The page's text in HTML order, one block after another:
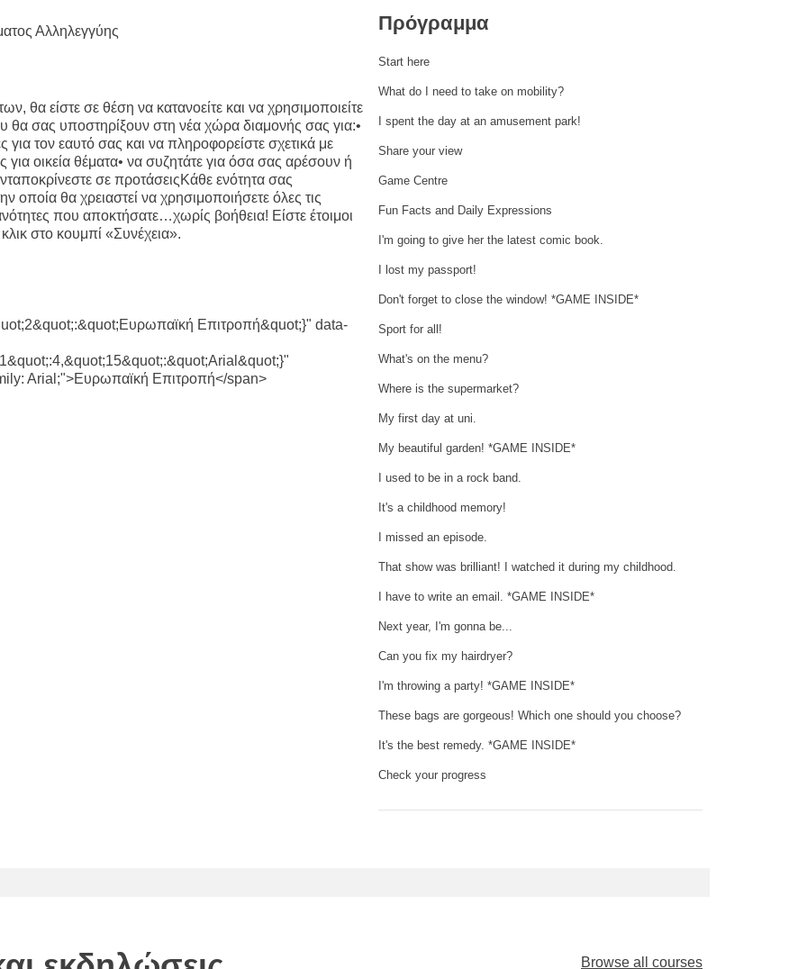
Αλληλεγγύης
θα είστε σε θέση να κατανοείτε και να χρησιμοποιείτε
θα σας υποστηρίξουν στη νέα χώρα διαμονής σας για:•
για τον εαυτό σας και να πληροφορείστε σχετικά με
για οικεία θέματα• να συζητάτε για όσα σας αρέσουν ή
σε προτάσειςΚάθε ενότητα σας
οποία θα χρειαστεί να χρησιμοποιήσετε όλες τις
που αποκτήσατε…χωρίς βοήθεια! Είστε έτοιμοι
στο κουμπί «Συνέχεια».
Επιτροπή&quot;}" data-
Arial;">Ευρωπαϊκή Επιτροπή</span>
Πρόγραμμα
Start here
What do I need to take on mobility?
I spent the day at an amusement park!
Share your view
Game Centre
Fun Facts and Daily Expressions
I'm going to give her the latest comic book.
I lost my passport!
Don't forget to close the window! *GAME INSIDE*
Sport for all!
What's on the menu?
Where is the supermarket?
My first day at uni.
My beautiful garden! *GAME INSIDE*
I used to be in a rock band.
It's a childhood memory!
I missed an episode.
That show was brilliant! I watched it during my childhood.
I have to write an email. *GAME INSIDE*
Next year, I'm gonna be...
Can you fix my hairdryer?
I'm throwing a party! *GAME INSIDE*
These bags are gorgeous! Which one should you choose?
It's the best remedy. *GAME INSIDE*
Check your progress
Browse all courses